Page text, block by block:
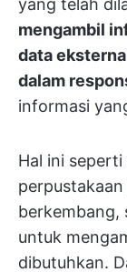
yang telah
mengambil
data
dalam
informasi
Hal ini
berkembang,
untuk
dibutuhkan.